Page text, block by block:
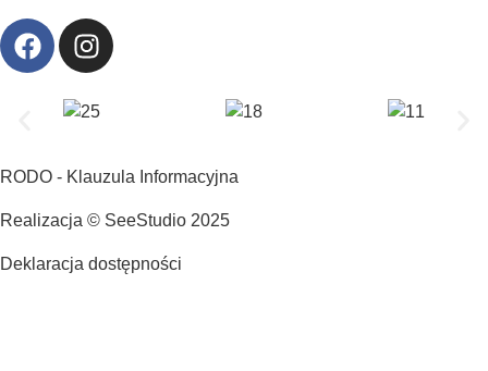
RODO - Klauzula Informacyjna
Realizacja © SeeStudio 2025
Deklaracja dostępności